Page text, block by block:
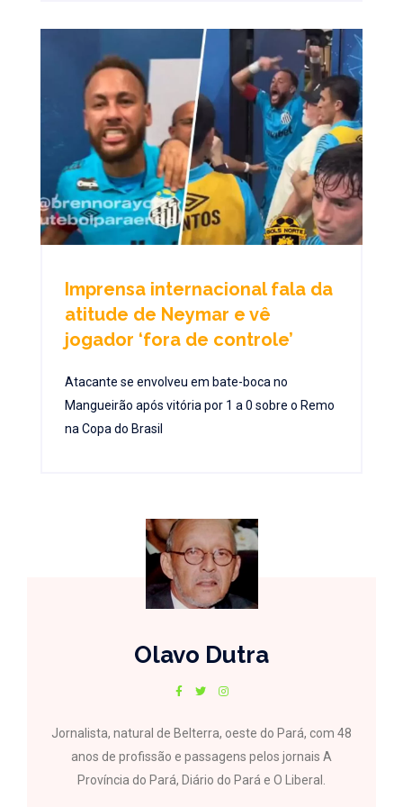
Imprensa internacional fala da
atitude de Neymar e vê
jogador ‘fora de controle’
Atacante se envolveu em bate-boca no
Mangueirão após vitória por 1 a 0 sobre o Remo
na Copa do Brasil
Olavo Dutra
Jornalista, natural de Belterra, oeste do Pará, com 48
anos de profissão e passagens pelos jornais A
Província do Pará, Diário do Pará e O Liberal.